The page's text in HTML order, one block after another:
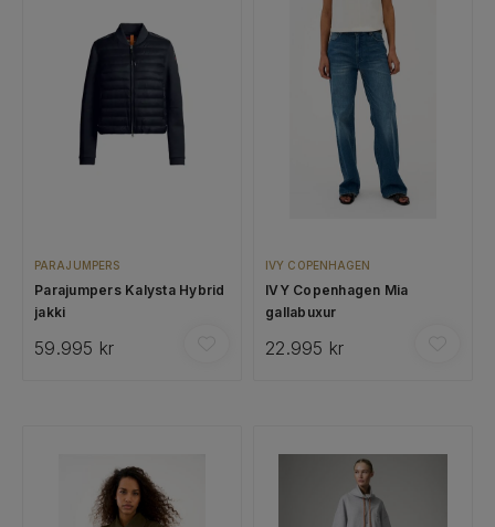
PARAJUMPERS
Parajumpers Kalysta Hybrid
jakki
59.995 kr
IVY COPENHAGEN
IVY Copenhagen Mia
gallabuxur
22.995 kr